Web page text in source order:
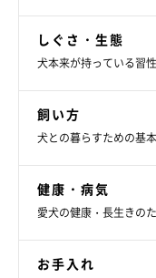
しぐさ・生態
犬本来が持っている習
飼い方
犬との暮らすための基
健康・病気
愛犬の健康・長生きの
お手入れ